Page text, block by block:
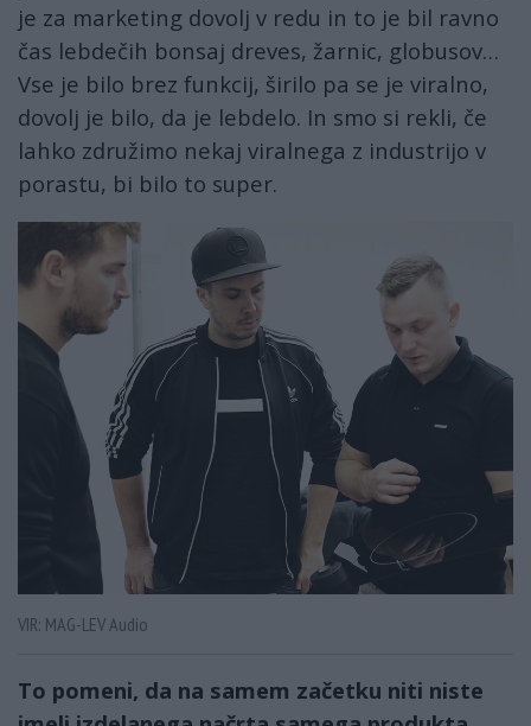
je za marketing dovolj v redu in to je bil ravno
čas lebdečih bonsaj dreves, žarnic, globusov…
Vse je bilo brez funkcij, širilo pa se je viralno,
dovolj je bilo, da je lebdelo. In smo si rekli, če
lahko združimo nekaj viralnega z industrijo v
porastu, bi bilo to super.
VIR: MAG-LEV Audio
To pomeni, da na samem začetku niti niste